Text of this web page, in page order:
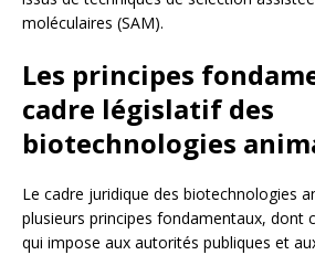
moléculaires (SAM).
Les principes
cadre législatif des
biotechnologies
Le cadre juridique des biotechnologies
plusieurs principes fondamentaux, dont
qui impose aux autorités publiques et